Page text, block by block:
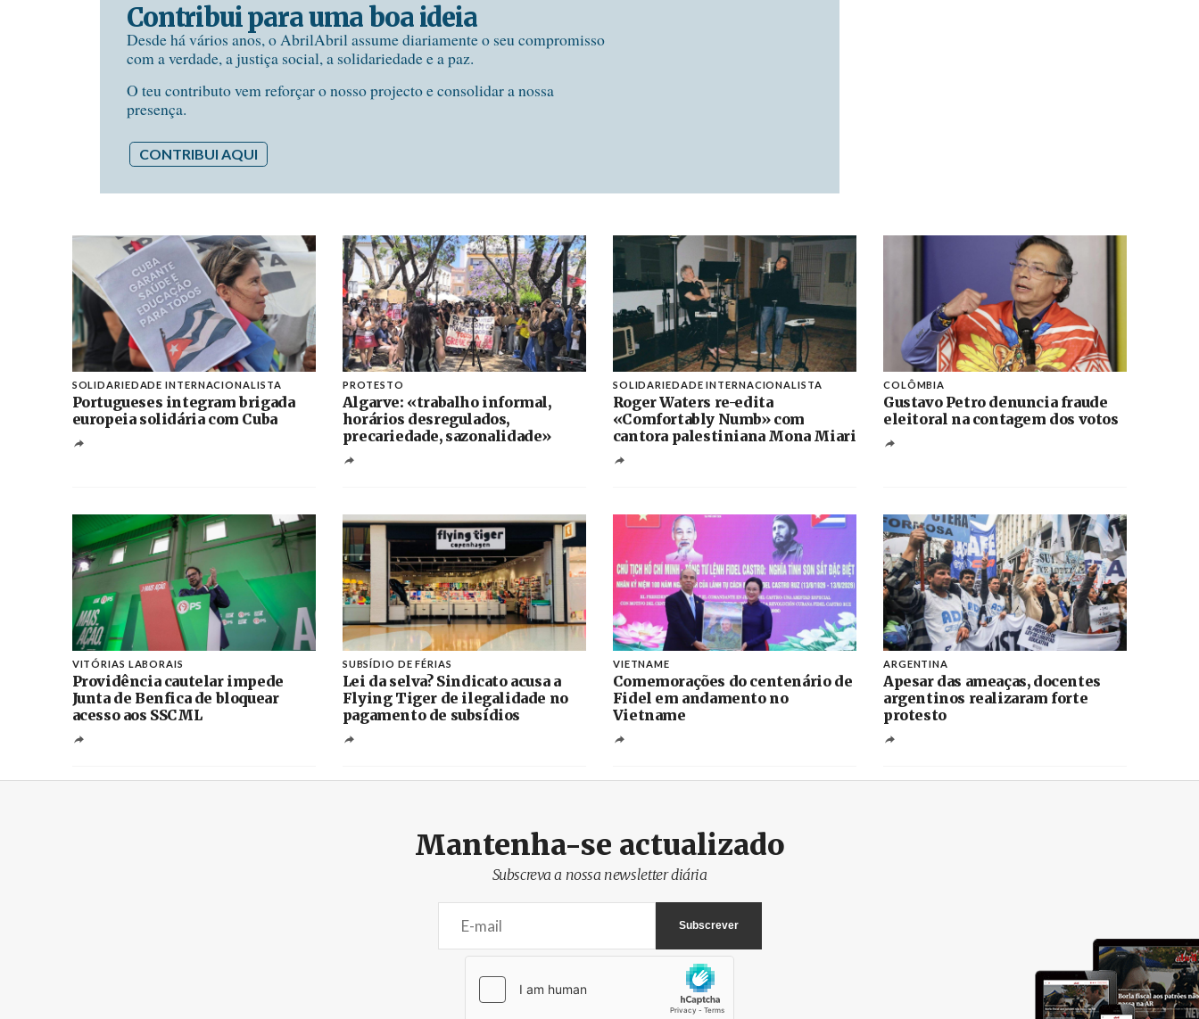
Contribui para uma boa ideia
Desde há vários anos, o AbrilAbril assume diariamente o seu compromisso
com a verdade, a justiça social, a solidariedade e a paz.
O teu contributo vem reforçar o nosso projecto e consolidar a nossa
presença.
CONTRIBUI AQUI
SOLIDARIEDADE INTERNACIONALISTA
Portugueses integram brigada
europeia solidária com Cuba
PROTESTO
Algarve: «trabalho informal,
horários desregulados,
precariedade, sazonalidade»
SOLIDARIEDADE INTERNACIONALISTA
Roger Waters re-edita
«Comfortably Numb» com
cantora palestiniana Mona Miari
COLÔMBIA
Gustavo Petro denuncia fraude
eleitoral na contagem dos votos
VITÓRIAS LABORAIS
Providência cautelar impede
Junta de Benfica de bloquear
acesso aos SSCML
SUBSÍDIO DE FÉRIAS
Lei da selva? Sindicato acusa a
Flying Tiger de ilegalidade no
pagamento de subsídios
VIETNAME
Comemorações do centenário de
Fidel em andamento no
Vietname
ARGENTINA
Apesar das ameaças, docentes
argentinos realizaram forte
protesto
Mantenha-se actualizado
Subscreva a nossa newsletter diária